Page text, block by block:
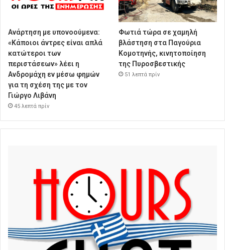
Ανάρτηση με υπονοούμενα:
«Κάποιοι άντρες είναι απλά
κατώτεροι των
περιστάσεων» λέει η
Ανδρομάχη εν μέσω φημών
για τη σχέση της με τον
Γιώργο Λιβάνη
45 λεπτά πρίν
Φωτιά τώρα σε χαμηλή
βλάστηση στα Παγούρια
Κομοτηνής, κινητοποίηση
της Πυροσβεστικής
51 λεπτά πρίν